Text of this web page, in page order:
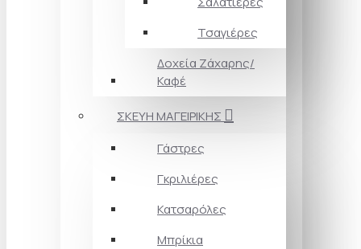
Τσαγιέρες
Δοχεία Ζάχαρης/
Καφέ
ΣΚΕΥΗ ΜΑΓΕΙΡΙΚΗΣ
Γάστρες
Γκριλιέρες
Κατσαρόλες
Μπρίκια